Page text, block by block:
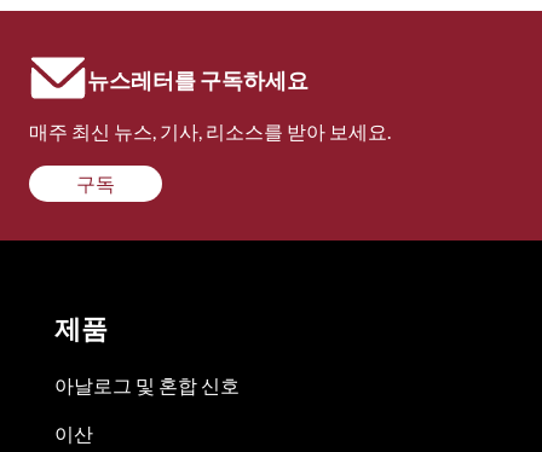
뉴스레터를 구독하세요
매주 최신 뉴스, 기사, 리소스를 받아 보세요.
구독
제품
아날로그 및 혼합 신호
이산